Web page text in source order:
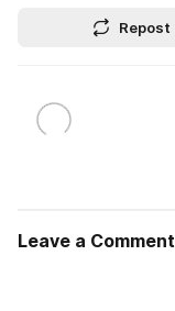
Repost
Leave a Comment